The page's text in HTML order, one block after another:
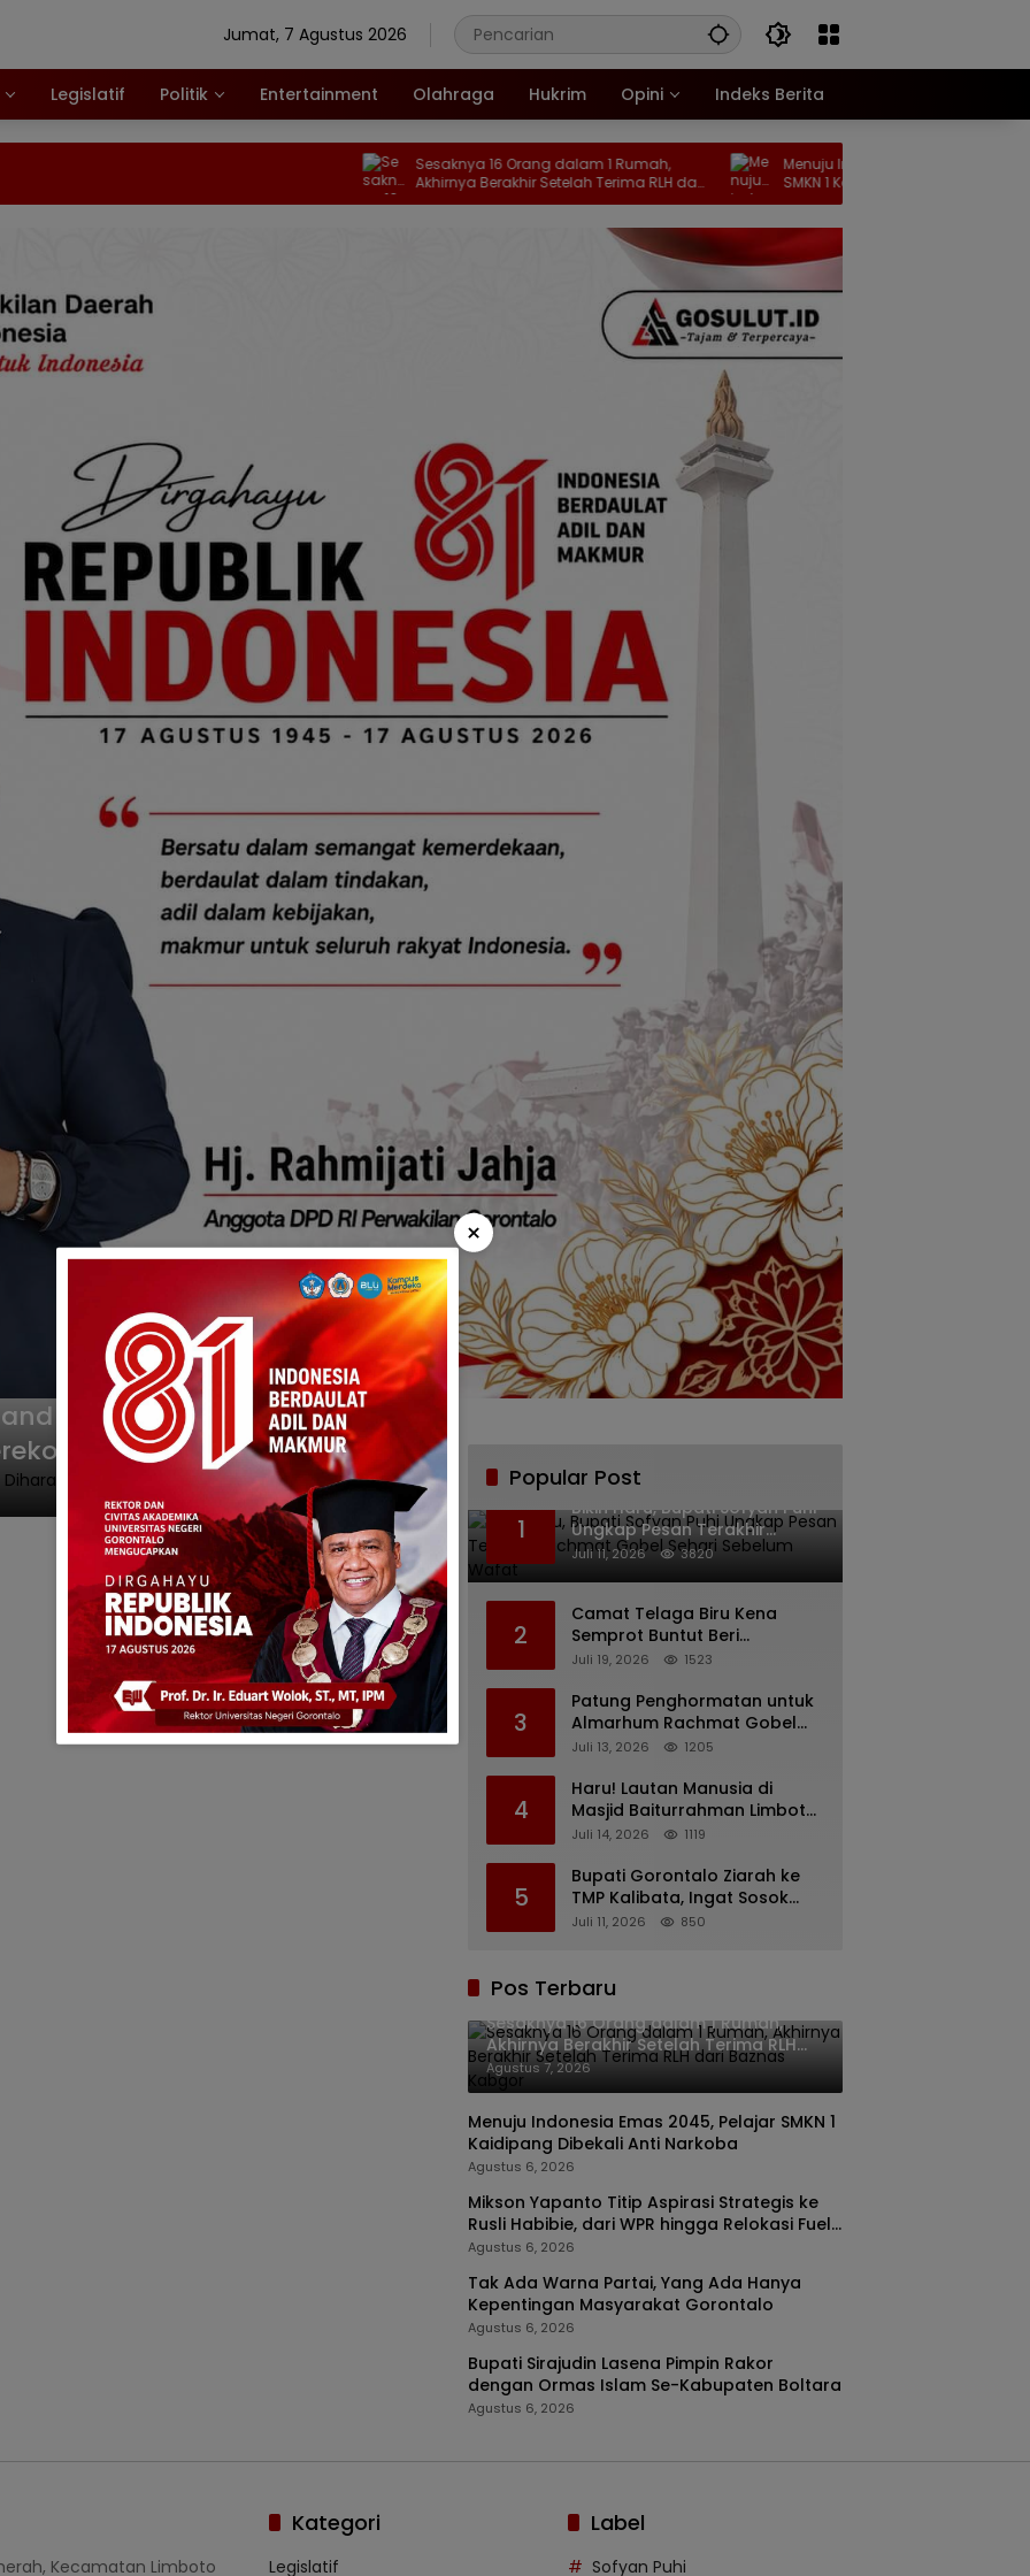
Jumat, 7 Agustus 2026
Legislatif Politik Entertainment Olahraga Hukrim Opini Indeks Berita
Sesaknya 16 Orang dalam 1 Rumah,
Akhirnya Berakhir Setelah Terima RLH dari
Baznas Kabgor
Menuju Indonesia Emas 2045, Pelajar
SMKN 1 Kaidipang Dibekali Anti Narkoba
Car Wash Diharapkan
Daerah
Popular Post
1
Bikin Haru, Bupati Sofyan Puhi
Ungkap Pesan Terakhir
Rachmat Gobel Sehari
Juli 11, 2026 3820
2
Camat Telaga Biru Kena
Semprot Buntut Beri
Pernyataan Soal Gaji CS
Nunggak
Juli 19, 2026 1523
3
Patung Penghormatan untuk
Almarhum Rachmat Gobel
Digagas, Ini Tiga Lokasi yang
Juli 13, 2026 1205
4
Haru! Lautan Manusia di
Masjid Baiturrahman Limboto,
Kirim Doa untuk Almarhum
Juli 14, 2026 1119
5
Bupati Gorontalo Ziarah ke
TMP Kalibata, Ingat Sosok
Rachmat Gobel
Juli 11, 2026 850
Pos Terbaru
Sesaknya 16 Orang dalam 1 Rumah,
Akhirnya Berakhir Setelah Terima RLH
dari Baznas Kabgor
Agustus 7, 2026
Menuju Indonesia Emas 2045, Pelajar SMKN 1
Kaidipang Dibekali Anti Narkoba
Agustus 6, 2026
Mikson Yapanto Titip Aspirasi Strategis ke
Rusli Habibie, dari WPR hingga Relokasi Fuel
Terminal Pertamina
Agustus 6, 2026
Tak Ada Warna Partai, Yang Ada Hanya
Kepentingan Masyarakat Gorontalo
Agustus 6, 2026
Bupati Sirajudin Lasena Pimpin Rakor
dengan Ormas Islam Se-Kabupaten Boltara
Agustus 6, 2026
Kecamatan Limboto
Kategori
Legislatif
Label
Sofyan Puhi
×